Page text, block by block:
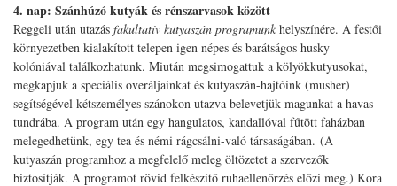
4. nap: Szánhúzó kutyák és rénszarvasok között
Reggeli után utazás fakultatív kutyaszán programunk helyszínére. A festői
környezetben kialakított telepen igen népes és barátságos husky
kolóniával találkozhatunk. Miután megsimogattuk a kölyökkutyusokat,
megkapjuk a speciális overáljainkat és kutyaszán-hajtóink (musher)
segítségével kétszemélyes szánokon utazva belevetjük magunkat a havas
tundrába. A program után egy hangulatos, kandallóval fűtött faházban
melegedhetünk, egy tea és némi rágcsálni-való társaságában. (A
kutyaszán programhoz a megfelelő meleg öltözetet a szervezők
biztosítják. A programot rövid felkészítő ruhaellenőrzés előzi meg.) Kora